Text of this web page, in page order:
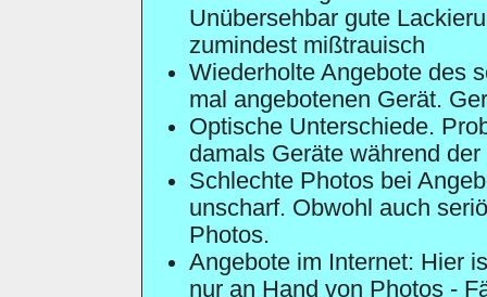
Unübersehbar gute
zumindest mißtrauisch
Wiederholte Angebote des
mal angebotenen Gerät.
Optische Unterschiede.
damals Geräte während
Schlechte Photos bei
unscharf. Obwohl auch
Photos.
Angebote im Internet: Hier
nur an Hand von Photos -